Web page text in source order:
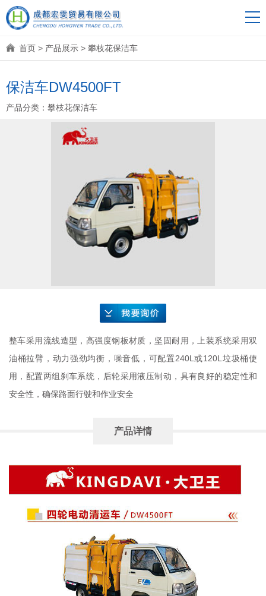
首页 > 产品展示 > 攀枝花保洁车
保洁车DW4500FT
产品分类： 攀枝花保洁车
整车采用流线造型，高强度钢板材质，坚固耐用，上装系统采用双
油桶拉臂，动力强劲均衡，噪音低，可配置240L或120L垃圾桶使
用，配置两组刹车系统，后轮采用液压制动，具有良好的稳定性和
安全性，确保路面行驶和作业安全
产品详情